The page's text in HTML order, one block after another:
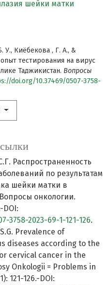
шейки матки
У., Киёбекова , Г. А., &
тестирования на вирус
Таджикистан. Вопросы
doi.org/10.37469/0507-3758-
Распространенность
по результатам
шейки матки в
онкологии.
DOI:
3758-2023-69-1-121-126.
Prevalence of
diseases according to the
cervical cancer in the
Onkologii = Problems in
121-126.-DOI: